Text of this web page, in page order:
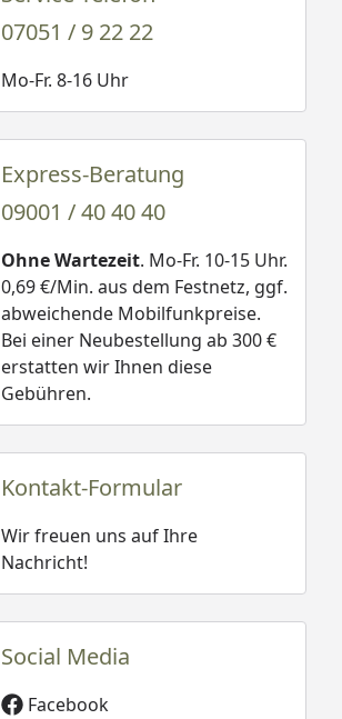
07051 / 9 22 22
Mo-Fr. 8-16 Uhr
Express-Beratung
09001 / 40 40 40
Ohne Wartezeit. Mo-Fr. 10-15 Uhr.
0,69 €/Min. aus dem Festnetz, ggf.
abweichende Mobilfunkpreise.
Bei einer Neubestellung ab 300 €
erstatten wir Ihnen diese
Gebühren.
Kontakt-Formular
Wir freuen uns auf Ihre
Nachricht!
Social Media
Facebook